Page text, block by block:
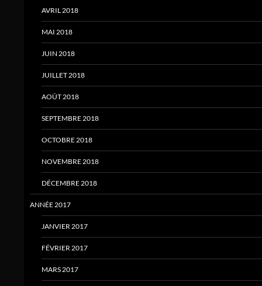
AVRIL 2018
MAI 2018
JUIN 2018
JUILLET 2018
AOÛT 2018
SEPTEMBRE 2018
OCTOBRE 2018
NOVEMBRE 2018
DÉCEMBRE 2018
ANNÉE 2017
JANVIER 2017
FÉVRIER 2017
MARS 2017